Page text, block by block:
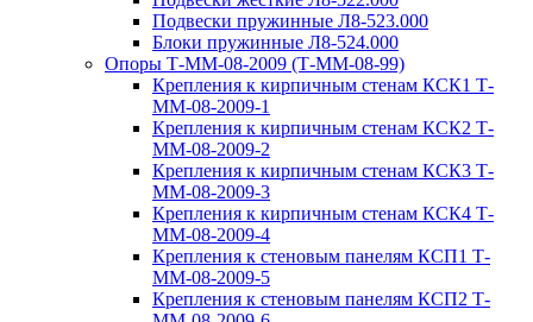
Подвески пружинные Л8-523.000
Блоки пружинные Л8-524.000
Опоры Т-ММ-08-2009 (Т-ММ-08-99)
Крепления к кирпичным стенам КСК1 Т-
ММ-08-2009-1
Крепления к кирпичным стенам КСК2 Т-
ММ-08-2009-2
Крепления к кирпичным стенам КСК3 Т-
ММ-08-2009-3
Крепления к кирпичным стенам КСК4 Т-
ММ-08-2009-4
Крепления к стеновым панелям КСП1 Т-
ММ-08-2009-5
Крепления к стеновым панелям КСП2 Т-